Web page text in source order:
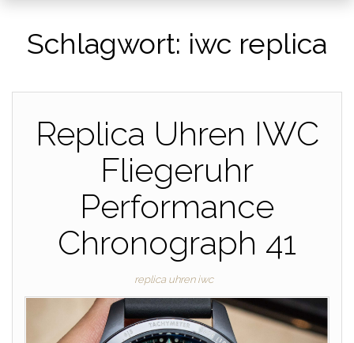
Schlagwort: iwc replica
Replica Uhren IWC
Fliegeruhr
Performance
Chronograph 41
replica uhren iwc